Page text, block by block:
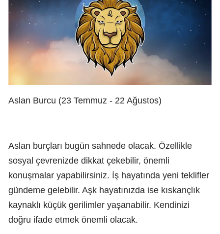
Aslan Burcu (23 Temmuz - 22 Ağustos)
Aslan burçları bugün sahnede olacak. Özellikle
sosyal çevrenizde dikkat çekebilir, önemli
konuşmalar yapabilirsiniz. İş hayatında yeni teklifler
gündeme gelebilir. Aşk hayatınızda ise kıskançlık
kaynaklı küçük gerilimler yaşanabilir. Kendinizi
doğru ifade etmek önemli olacak.